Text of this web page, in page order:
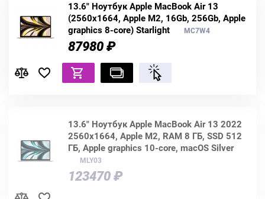
13.6" Ноутбук Apple MacBook Air 13
(2560x1664, Apple M2, 16Gb, 256Gb, Apple
graphics 8-core) Starlight
MC7W4
87980 ₽
13.6" Ноутбук Apple MacBook Air 13 2022
2560x1664, Apple M2, RAM 8 ГБ, SSD 512
ГБ, Apple graphics 10-core, macOS Silver
MLY03
123470 ₽